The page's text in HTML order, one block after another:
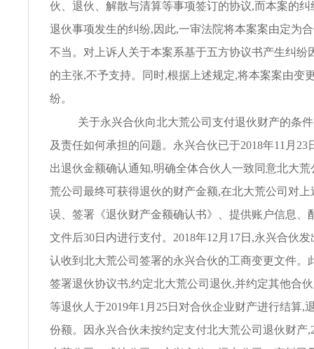
伙、退伙、解散与清算等事项签订的协议,而本案的
退伙事项发生的纠纷,因此,一审法院将本案案由定为
不当。对上诉人关于本案系基于五方协议书产生纠纷
的主张,不予支持。同时,根据上述规定,将本案案由变
纷。
关于永兴合伙向北大荒公司支付退伙财产的条
及责任如何承担的问题。永兴合伙已于2018年11月23
出退伙金额确认通知,明确全体合伙人一致同意北大
荒公司最终可获得退伙的财产金额,在北大荒公司对上
误、签署《退伙财产金额确认书》、提供账户信息、
文件后30日内进行支付。2018年12月17日,永兴合伙
认收到北大荒公司签署的永兴合伙的工商变更文件。
签署退伙协议书,约定北大荒公司退伙,并约定其他合
等退伙人于2019年1月25日对合伙企业财产进行结算,
份额。因永兴合伙未按约定支付北大荒公司退伙财产